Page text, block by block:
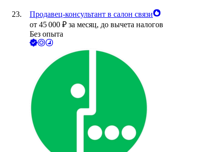
Продавец-консультант в салон связи
от 45 000 ₽ за месяц, до вычета налогов
Без опыта